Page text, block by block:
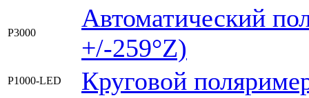
P3000
Автоматический
+/-259°Z)
P1000-LED Круговой